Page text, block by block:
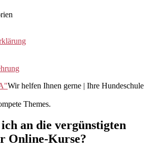
Wir helfen Ihnen gerne | Ihre Hundeschule
Themes.
an die vergünstigten
Online-Kurse?